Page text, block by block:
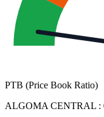
PTB (Price Book Ratio)
ALGOMA CENTRAL :